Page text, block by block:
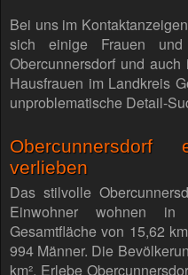
Bei uns im
sich einige Frauen
Obercunnersdorf und
Hausfrauen im Landkreis
unproblematische Detail-
verlieben
Das stilvolle
Einwohner wohnen in
Gesamtfläche von 15,62
994 Männer. Die
km². Erlebe